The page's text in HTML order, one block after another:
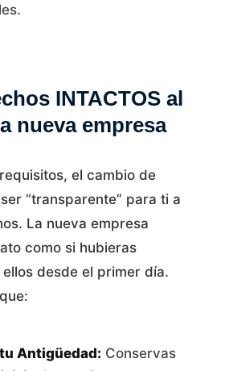
INTACTOS al
nueva empresa
el cambio de
“transparente” para ti a
La nueva empresa
como si hubieras
desde el primer día.
Antigüedad: Conservas